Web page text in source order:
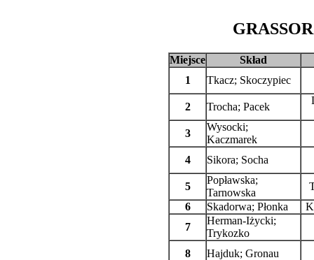
Miejsce
Skład
1
Tkacz; Skoczypiec
2 Trocha; Pacek
3
Wysocki;
Kaczmarek
4
Sikora; Socha
5
Popławska;
Tarnowska
6
Skadorwa; Płonka
7
Herman-Iżycki;
Trykozko
8
Hajduk; Gronau